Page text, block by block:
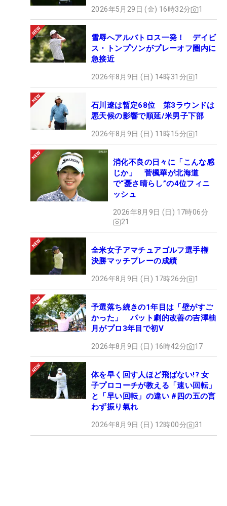
2026年5月29日 (金) 16時32分 1
雪辱へアルバトロス一発！ デイビ
ス・トンプソンがプレーオフ圏内に
急接近
2026年8月9日 (日) 14時31分 1
石川遼は暫定68位 第3ラウンドは
悪天候の影響で順延/米男子下部
2026年8月9日 (日) 11時15分 1
消化不良の日々に「こんな感
じか」 菅楓華が北海道
で“憂さ晴らし”の4位フィニ
ッシュ
2026年8月9日 (日) 17時06分
21
全米女子アマチュアゴルフ選手権
決勝マッチプレーの成績
2026年8月9日 (日) 17時26分 1
予選落ち続きの1年目は「壁がすご
かった」 パット劇的改善の吉澤柚
月がプロ3年目で初V
2026年8月9日 (日) 16時42分 17
体を早く回す人ほど飛ばない!? 女
子プロコーチが教える「速い回転」
と「早い回転」の違い #四の五の言
わず振り氣れ
2026年8月9日 (日) 12時00分 31